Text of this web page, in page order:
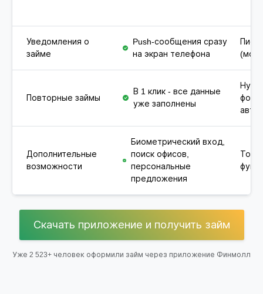
Уведомления о
займе
Push-сообщения сразу
на экран телефона
Повторные займы
В 1 клик - все данные
уже заполнены
Дополнительные
возможности
Биометрический вход,
поиск офисов,
персональные
предложения
Скачать приложение и получить займ
Уже 2 523+ человек оформили займ через приложение Финмолл